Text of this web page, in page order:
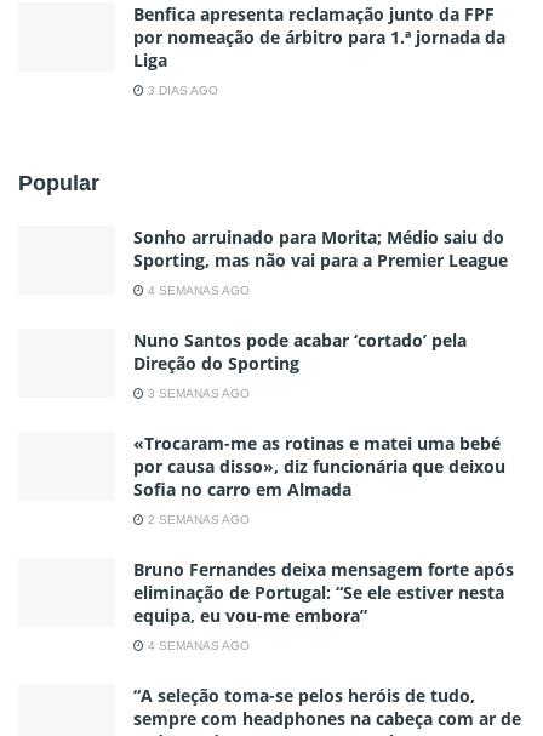
Benfica apresenta reclamação junto da FPF
por nomeação de árbitro para 1.ª jornada da
Liga
3 DIAS AGO
Popular
Sonho arruinado para Morita; Médio saiu do
Sporting, mas não vai para a Premier League
4 SEMANAS AGO
Nuno Santos pode acabar ‘cortado’ pela
Direção do Sporting
3 SEMANAS AGO
«Trocaram-me as rotinas e matei uma bebé
por causa disso», diz funcionária que deixou
Sofia no carro em Almada
2 SEMANAS AGO
Bruno Fernandes deixa mensagem forte após
eliminação de Portugal: “Se ele estiver nesta
equipa, eu vou-me embora”
4 SEMANAS AGO
“A seleção toma-se pelos heróis de tudo,
sempre com headphones na cabeça com ar de